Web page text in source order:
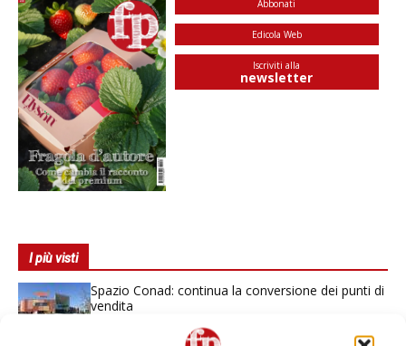
Abbonati
Edicola Web
Iscriviti alla
newsletter
I più visti
Spazio Conad: continua la conversione dei punti di
vendita